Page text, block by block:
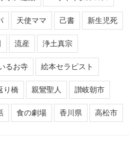
天使ママ 己書 新生児死
流産 浄土真宗
るお寺 絵本セラピスト
り橋 親鸞聖人 讃岐朝市
食の劇場 香川県 高松市